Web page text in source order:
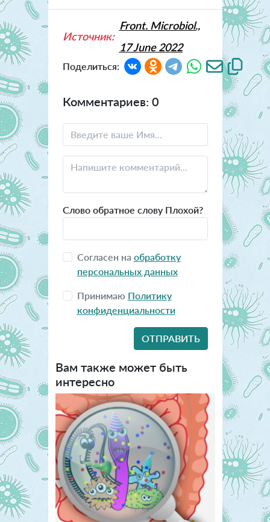
Источник:
Front. Microbiol.,
17 June 2022
Поделиться:
Комментариев: 0
Слово обратное слову Плохой?
Согласен на обработку
персональных данных
Принимаю Политику
конфиденциальности
Вам также может быть
интересно